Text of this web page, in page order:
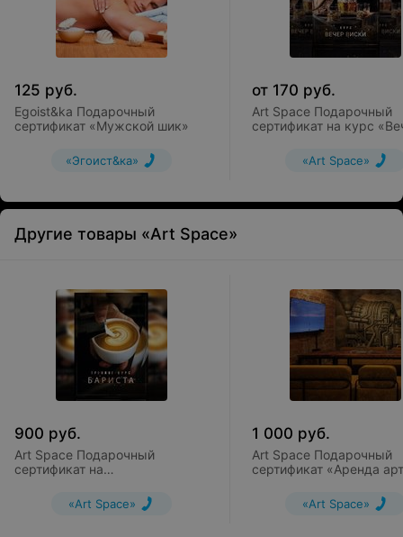
125 руб.
Egoist&ka Подарочный
сертификат «Мужской шик»
«Эгоист&ка»
от 170 руб.
Art Space Подарочный
сертификат на курс
«Art Space»
Другие товары «Art Space»
900 руб.
Art Space Подарочный
сертификат на
«Бариста»«Art Space»
1 000 руб.
Art Space Подарочный
сертификат «Аренда
«Art Space»